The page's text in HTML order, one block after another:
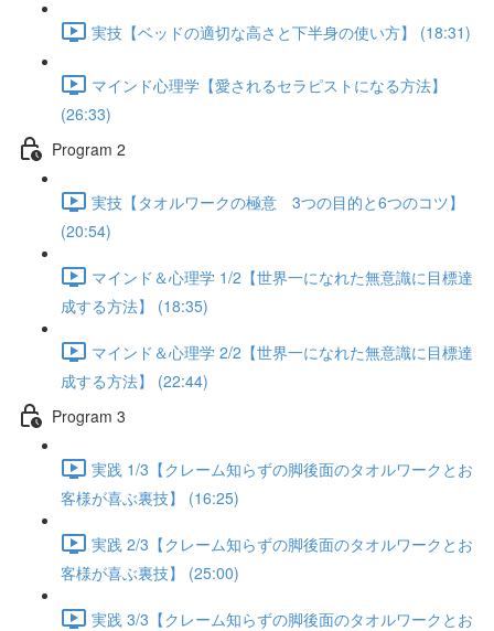
実技【ベッドの適切な高さと下半身の使い方】 (18:31)
マインド心理学【愛されるセラピストになる方法】
(26:33)
Program 2
実技【タオルワークの極意 3つの目的と6つのコツ】
(20:54)
マインド＆心理学 1/2【世界一になれた無意識に目標達
成する方法】 (18:35)
マインド＆心理学 2/2【世界一になれた無意識に目標達
成する方法】 (22:44)
Program 3
実践 1/3【クレーム知らずの脚後面のタオルワークとお
客様が喜ぶ裏技】 (16:25)
実践 2/3【クレーム知らずの脚後面のタオルワークとお
客様が喜ぶ裏技】 (25:00)
実践 3/3【クレーム知らずの脚後面のタオルワークとお